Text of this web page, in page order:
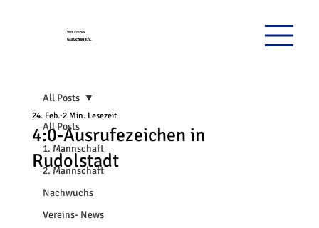
VfB Empor
Glauchau e.V.
All Posts
1. Mannschaft
2. Mannschaft
Nachwuchs
Vereins- News
All Posts
4:0-Ausrufezeichen in
Rudolstadt
24. Feb. 2 Min. Lesezeit